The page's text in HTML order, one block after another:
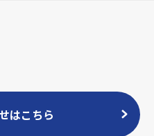
はこちら